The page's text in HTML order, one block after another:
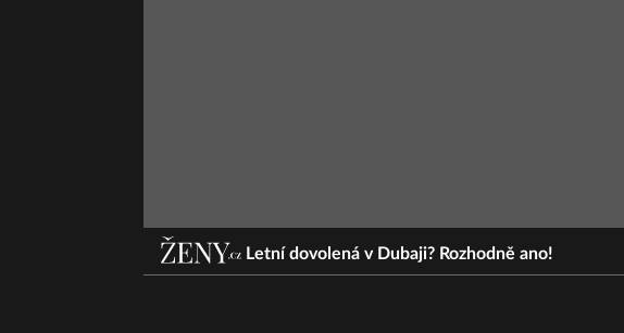
Letní dovolená v Dubaji? Rozhodně ano!